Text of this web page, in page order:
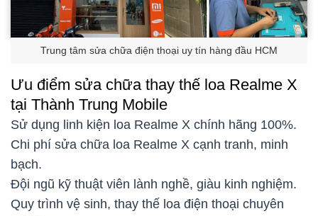
Trung tâm sửa chữa điện thoại uy tín hàng đầu HCM
Ưu điểm sửa chữa thay thế loa Realme X
tại Thành Trung Mobile
Sử dụng linh kiện loa Realme X chính hãng 100%.
Chi phí sửa chữa loa Realme X cạnh tranh, minh
bạch.
Đội ngũ kỹ thuật viên lành nghề, giàu kinh nghiệm.
Quy trình vệ sinh, thay thế loa điện thoại chuyên